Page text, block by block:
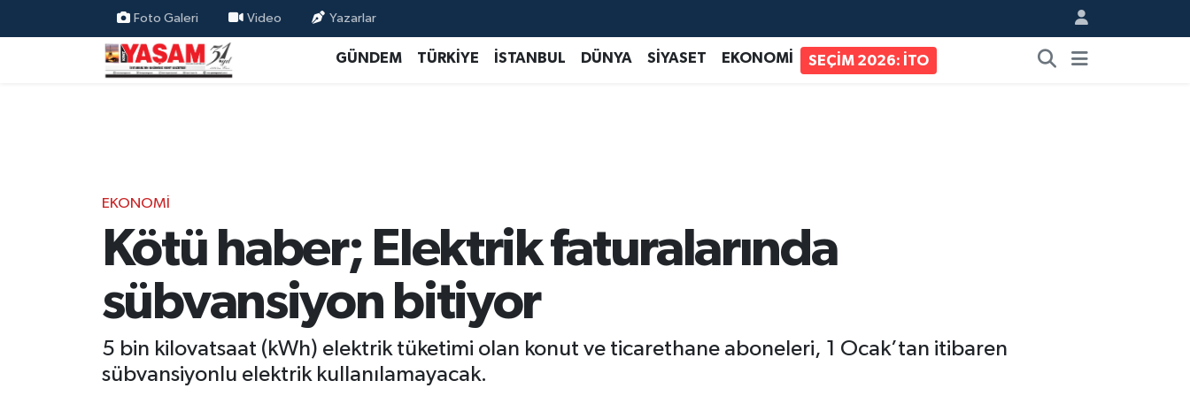
Foto Galeri Video Yazarlar
GÜNDEM TÜRKİYE İSTANBUL DÜNYA SİYASET EKONOMİ SEÇİM 2026: İTO
EKONOMİ
Kötü haber; Elektrik faturalarında
sübvansiyon bitiyor
5 bin kilovatsaat (kWh) elektrik tüketimi olan konut ve ticarethane aboneleri, 1 Ocak’tan itibaren
sübvansiyonlu elektrik kullanılamayacak.